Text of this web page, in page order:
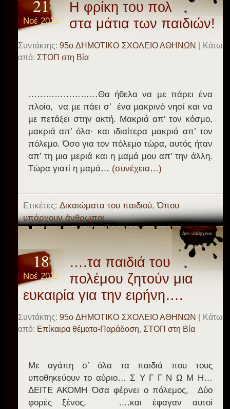
21
Νοέ 2012
Η φρίκη του πολέμου
στα μάτια των παιδιών!
Συντάκτης: 95o ΔΗΜΟΤΙΚΟ ΣΧΟΛΕΙΟ ΑΘΗΝΩΝ
| Κάτω
από: ΣΤΟΠ στη Βία
……………………Θα ήθελα να µε πάρει ένα
πλοίο, να µε πάει σ’ ένα µακρινό νησί και να
µε πετάξει στην ακτή. Μακριά απ’ τον κόσµο,
µακριά απ’ όλα· και ιδιαίτερα µακριά απ’ τον
πόλεµο. Όσο για τον πόλεµο τώρα, αυτός ήταν
απ’ τη µια µεριά και η µαµά µου απ’ την άλλη.
Τώρα γιατί η µαµά… (συνέχεια…)
Ετικέτες: Δικαιώματα του παιδιού,Όπου
υπάρχουν άνθρωποι...
Δεν υπάρχουν
σχόλια
18
Νοέ 2012
….τα παιδιά του
πολέμου ζητούν μια
ευκαιρία για την ειρήνη….
Συντάκτης: 95o ΔΗΜΟΤΙΚΟ ΣΧΟΛΕΙΟ ΑΘΗΝΩΝ
| Κάτω
από: Επίκαιρα θέματα-Παράδοση, ΣΤΟΠ στη Βία
Με αγάπη σ’ όλα τα παιδιά που τους
υποθηκεύουν το αύριο… Σ Υ Γ Γ Ν Ω Μ Η…
ΔΕΙΤΕ ΑΚΟΜΗ Όσα φέρνει ο πόλεμος, Δύο
φορές ξένος, ….και έφαγαν αυτοί